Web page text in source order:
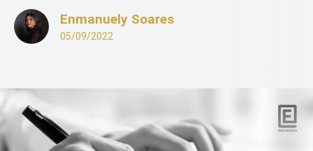
Enmanuely Soares
05/09/2022